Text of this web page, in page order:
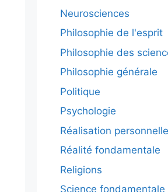
Neurosciences
Philosophie de l'esprit
Philosophie des
Philosophie générale
Politique
Psychologie
Réalisation personnelle
Réalité fondamentale
Religions
Science fondamentale